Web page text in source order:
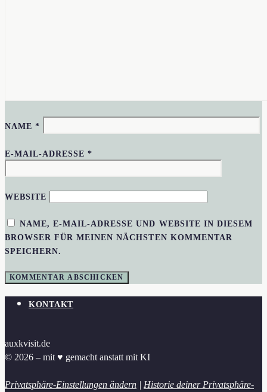
NAME*
E-MAIL-ADRESSE*
WEBSITE
NAME, E-MAIL-ADRESSE UND WEBSITE IN DIESEM
BROWSER FÜR MEINEN NÄCHSTEN KOMMENTAR
SPEICHERN.
KONTAKT
auxkvisit.de
© 2026 – mit ♥︎ gemacht anstatt mit KI
Privatsphäre-Einstellungen ändern | Historie deiner Privatsphäre-